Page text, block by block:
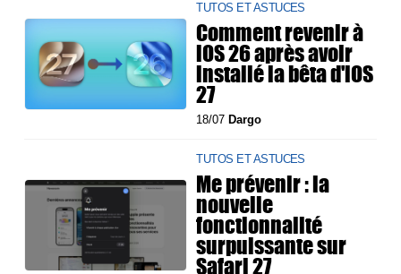
TUTOS ET ASTUCES
Comment revenir à
iOS 26 après avoir
installé la bêta d'iOS
27
18/07 Dargo
TUTOS ET ASTUCES
Me prévenir : la
nouvelle
fonctionnalité
surpuissante sur
Safari 27